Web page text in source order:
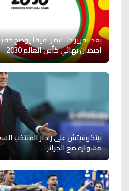
بعد تقرير ذا تايمز.. فيفا يوضح
احتضان نهائي كأس العالم 2030
بيتكوفيتش على رادار المنتخب
مشواره مع الجزائر